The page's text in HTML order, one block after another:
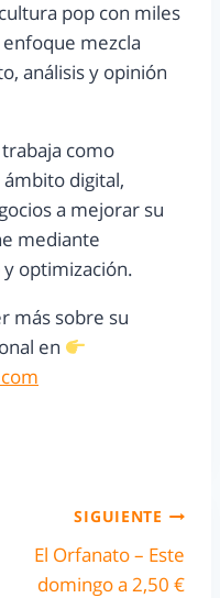
pop con miles
mezcla
análisis y opinión
como
digital,
a mejorar su
mediante
optimización.
más sobre su
en
SIGUIENTE
El Orfanato – Este
domingo a 2,50 €